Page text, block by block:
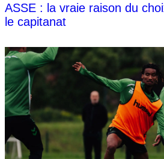
ASSE : la vraie raison du
le capitanat